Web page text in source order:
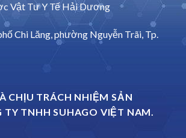
Vật Tư Y Tế Hải Dương
Chi Lăng, phường Nguyễn Trãi, Tp.
CHỊU TRÁCH NHIỆM SẢN
TY TNHH SUHAGO VIỆT NAM.